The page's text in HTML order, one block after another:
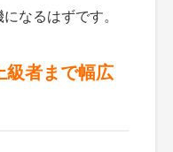
なるはずです。
級者まで幅広